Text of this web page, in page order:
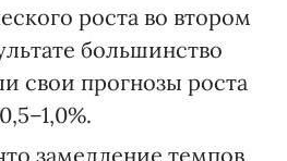
роста во втором
большинство
свои прогнозы роста
замедление темпов